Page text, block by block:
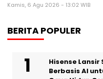
Kamis, 6 Agu 2026 - 13:02 WIB
BERITA POPULER
Hisense
Berbasis AI